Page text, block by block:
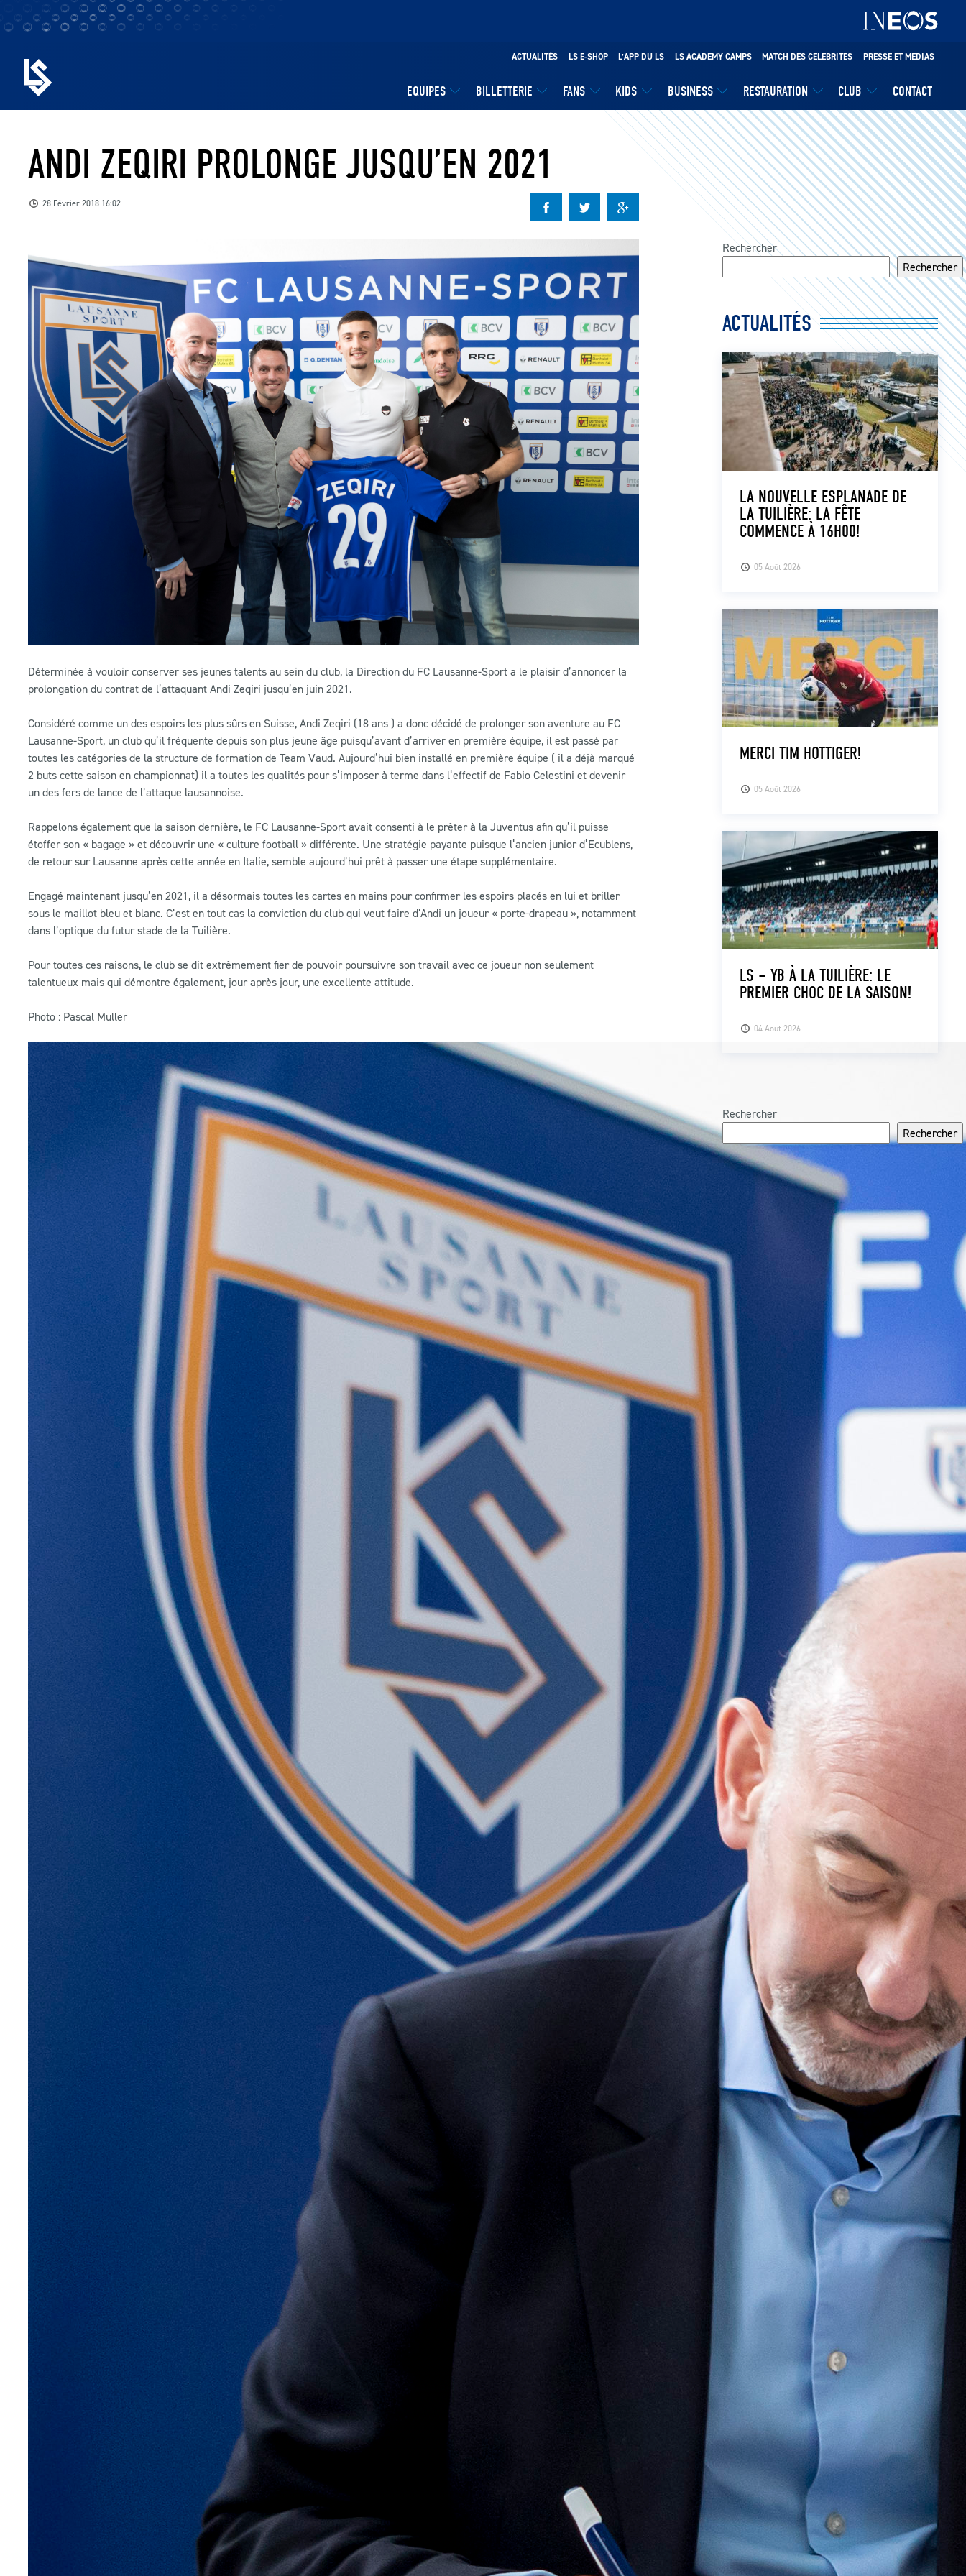
EQUIPES BILLETTERIE FANS KIDS BUSINESS RESTAURATION CLUB CONTACT
ACTUALITÉS LS E-SHOP L’APP DU LS LS ACADEMY CAMPS MATCH DES CELEBRITES PRESSE ET MEDIAS
ANDI ZEQIRI PROLONGE JUSQU’EN 2021
28 Février 2018 16:02
Déterminée à vouloir conserver ses jeunes talents au sein du club, la Direction du FC Lausanne-Sport a le plaisir d’annoncer la
prolongation du contrat de l’attaquant Andi Zeqiri jusqu’en juin 2021.
Considéré comme un des espoirs les plus sûrs en Suisse, Andi Zeqiri (18 ans ) a donc décidé de prolonger son aventure au FC
Lausanne-Sport, un club qu’il fréquente depuis son plus jeune âge puisqu’avant d’arriver en première équipe, il est passé par
toutes les catégories de la structure de formation de Team Vaud. Aujourd’hui bien installé en première équipe ( il a déjà marqué
2 buts cette saison en championnat) il a toutes les qualités pour s’imposer à terme dans l’effectif de Fabio Celestini et devenir
un des fers de lance de l’attaque lausannoise.
Rappelons également que la saison dernière, le FC Lausanne-Sport avait consenti à le prêter à la Juventus afin qu’il puisse
étoffer son « bagage » et découvrir une « culture football » différente. Une stratégie payante puisque l’ancien junior d’Ecublens,
de retour sur Lausanne après cette année en Italie, semble aujourd’hui prêt à passer une étape supplémentaire.
Engagé maintenant jusqu’en 2021, il a désormais toutes les cartes en mains pour confirmer les espoirs placés en lui et briller
sous le maillot bleu et blanc. C’est en tout cas la conviction du club qui veut faire d’Andi un joueur « porte-drapeau », notamment
dans l’optique du futur stade de la Tuilière.
Pour toutes ces raisons, le club se dit extrêmement fier de pouvoir poursuivre son travail avec ce joueur non seulement
talentueux mais qui démontre également, jour après jour, une excellente attitude.
Photo : Pascal Muller
Rechercher
Rechercher
ACTUALITÉS
05 Août 2026
LA NOUVELLE ESPLANADE DE
LA TUILIÈRE: LA FÊTE
COMMENCE À 16H00!
05 Août 2026
MERCI TIM HOTTIGER!
04 Août 2026
LS – YB À LA TUILIÈRE: LE
PREMIER CHOC DE LA SAISON!
Rechercher
Rechercher